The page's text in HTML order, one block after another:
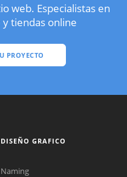
web. Especialistas en
tiendas online
PROYECTO
DISEÑO GRAFICO
Naming